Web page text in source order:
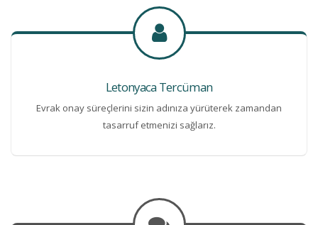
Letonyaca Tercüman
Evrak onay süreçlerini sizin adınıza yürüterek zamandan
tasarruf etmenizi sağlarız.